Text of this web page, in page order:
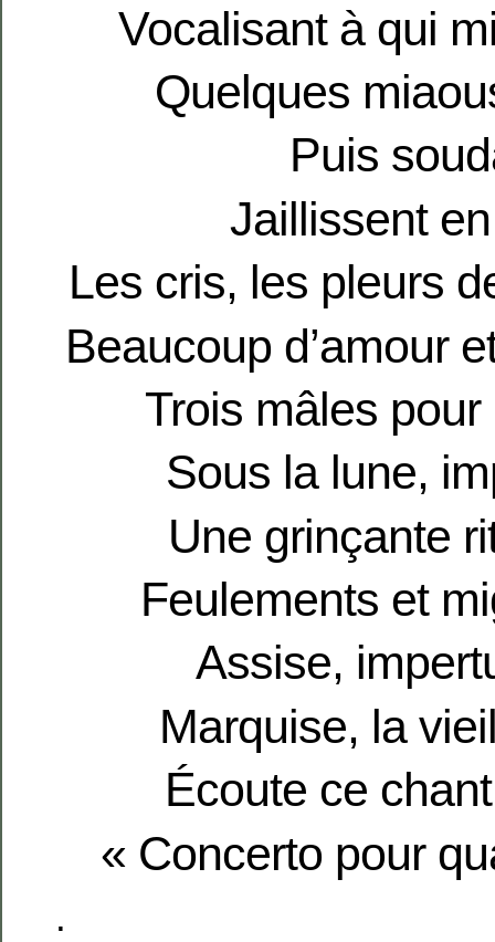
Vocalisant à qui
Quelques
Puis
Jaillissent
Les cris, les pleurs
Beaucoup d’amour
Trois mâles
Sous la lune,
Une grinçante
Feulements et
Assise,
Marquise, la
Écoute ce
« Concerto pour
.